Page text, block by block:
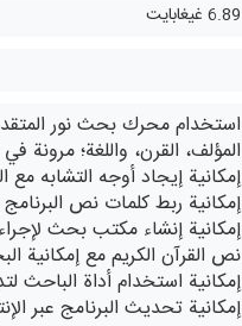
6.89 غيغابايت
استخدام محرك بحث نور
المؤلف، القرن، واللغة؛
إمكانية إيجاد أوجه التشابه
إمكانية ربط كلمات نص
إمكانية إنشاء مكتب بحث
نص القرآن الكريم مع إمكانية
إمكانية استخدام أداة الباحث
إمكانية تحديث البرنامج عبر